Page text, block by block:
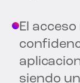
El
siendo